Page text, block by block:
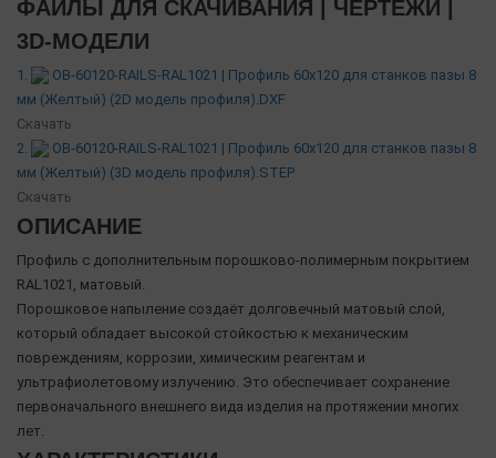
ФАЙЛЫ ДЛЯ СКАЧИВАНИЯ | ЧЕРТЕЖИ |
3D-МОДЕЛИ
1.
OB-60120-RAILS-RAL1021 | Профиль 60х120 для станков пазы 8
мм (Желтый) (2D модель профиля).DXF
Скачать
2.
OB-60120-RAILS-RAL1021 | Профиль 60х120 для станков пазы 8
мм (Желтый) (3D модель профиля).STEP
Скачать
ОПИСАНИЕ
Профиль с дополнительным порошково-полимерным покрытием
RAL1021, матовый.
Порошковое напыление создаёт долговечный матовый слой,
который обладает высокой стойкостью к механическим
повреждениям, коррозии, химическим реагентам и
ультрафиолетовому излучению. Это обеспечивает сохранение
первоначального внешнего вида изделия на протяжении многих
лет.